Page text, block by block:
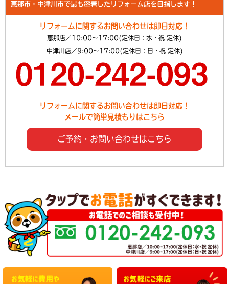
恵那市・中津川市で最も密着したリフォーム店を目指します！
リフォームに関するお問い合わせは即日対応！
恵那店／10:00～17:00(定休日：水・祝 定休)
中津川店／9:00～17:00(定休日：日・祝 定休)
リフォームに関するお問い合わせは即日対応！
メールで簡単見積もりはこちら
ご予約・お問い合わせはこちら